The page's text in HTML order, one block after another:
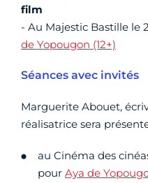
film
- Au Majestic Bastille le
de Yopougon (12+)
Séances avec invités
Marguerite Abouet,
réalisatrice sera
au Cinéma des
pour Aya de